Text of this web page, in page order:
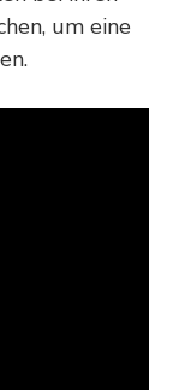
um eine